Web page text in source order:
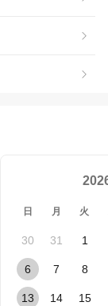
日 月 火
30 31 1
6 7 8
13 14 15